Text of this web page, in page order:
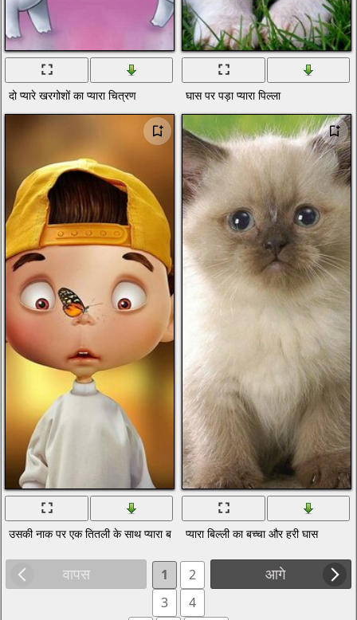
दो प्यारे खरगोशों का प्यारा चित्रण घास पर पड़ा प्यारा पिल्ला
उसकी नाक पर एक तितली के साथ प्यारा बच्चा प्यारा बिल्ली का बच्चा और हरी घास
वापस आगे
1
2
3
4